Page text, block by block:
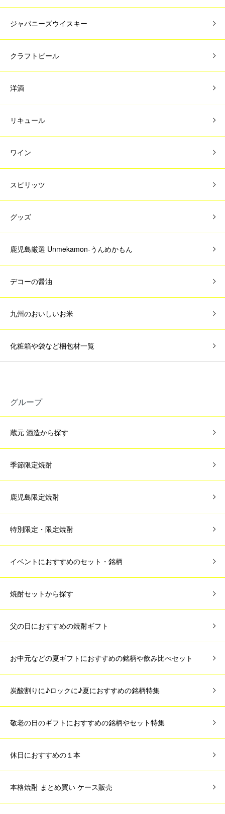
ジャパニーズウイスキー
クラフトビール
洋酒
リキュール
ワイン
スピリッツ
グッズ
鹿児島厳選 Unmekamon-うんめかもん
デコーの醤油
九州のおいしいお米
化粧箱や袋など梱包材一覧
グループ
蔵元 酒造から探す
季節限定焼酎
鹿児島限定焼酎
特別限定・限定焼酎
イベントにおすすめのセット・銘柄
焼酎セットから探す
父の日におすすめの焼酎ギフト
お中元などの夏ギフトにおすすめの銘柄や飲み比べセット
炭酸割りに♪ロックに♪夏におすすめの銘柄特集
敬老の日のギフトにおすすめの銘柄やセット特集
休日におすすめの１本
本格焼酎 まとめ買い ケース販売